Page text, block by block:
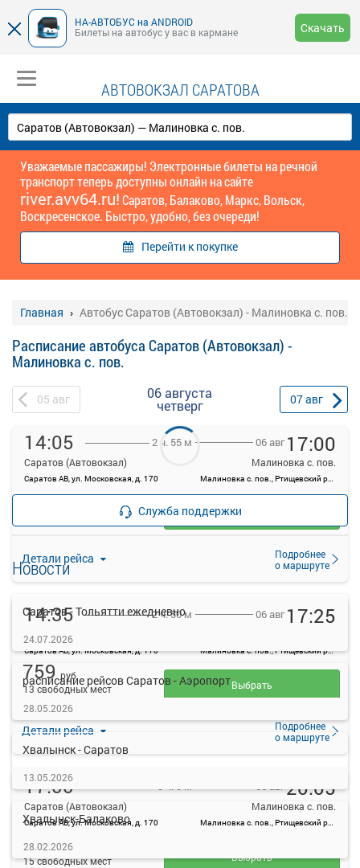
НА-АВТОБУС на ANDROID
Билеты на автобус у вас в кармане
Скачать
АВТОВОКЗАЛ САРАТОВА
Уважаемые пассажиры! Электронные билеты на речной
транспорт теперь доступны онлайн на сайте
river.avv64.ru!Саратов, Балаково, Маркс, Вольск,
Воскресенское. Быстро, удобно, без очереди!
Перейти к покупке
Главная Автобус Саратов (Автовокзал) - Малиновка с. пов.
Расписание автобуса Саратов (Автовокзал) -
Малиновка с. пов.
05 авг 06 августа
четверг 07авг
14:05
Саратов (Автовокзал)
Саратов АВ, ул. Московская, д. 170
2 ч. 55 м 06 авг 17:00
Малиновка с. пов.
Малиновка с. пов., Ртищевский район, Саратовская область
Детали рейса
Подробнее
о маршруте
—
Загрузить цену
14:35
Саратов (Автовокзал)
Саратов АВ, ул. Московская, д. 170
2 ч. 50 м 06 авг 17:25
Малиновка с. пов., Ртищевский район, Саратовская область
Детали рейса
Подробнее
о маршруте
759 руб.
13 свободных мест
Выбрать
17:00
Саратов (Автовокзал)
Саратов АВ, ул. Московская, д. 170
3 ч. 5 м 06 авг20:05
Малиновка с. пов.
Малиновка с. пов., Ртищевский район, Саратовская область
543.4
15 свободных мест
Выбрать
Служба поддержки
Новости
Саратов - Тольятти ежедневно
24.07.2026
расписание рейсов Саратов - Аэропорт
28.05.2026
Хвалынск - Саратов
13.05.2026
Хвалынск-Балаково
28.02.2026